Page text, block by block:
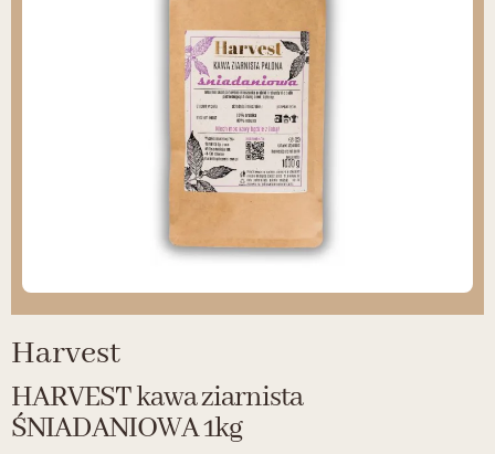
Harvest
HARVEST kawa ziarnista
ŚNIADANIOWA 1kg